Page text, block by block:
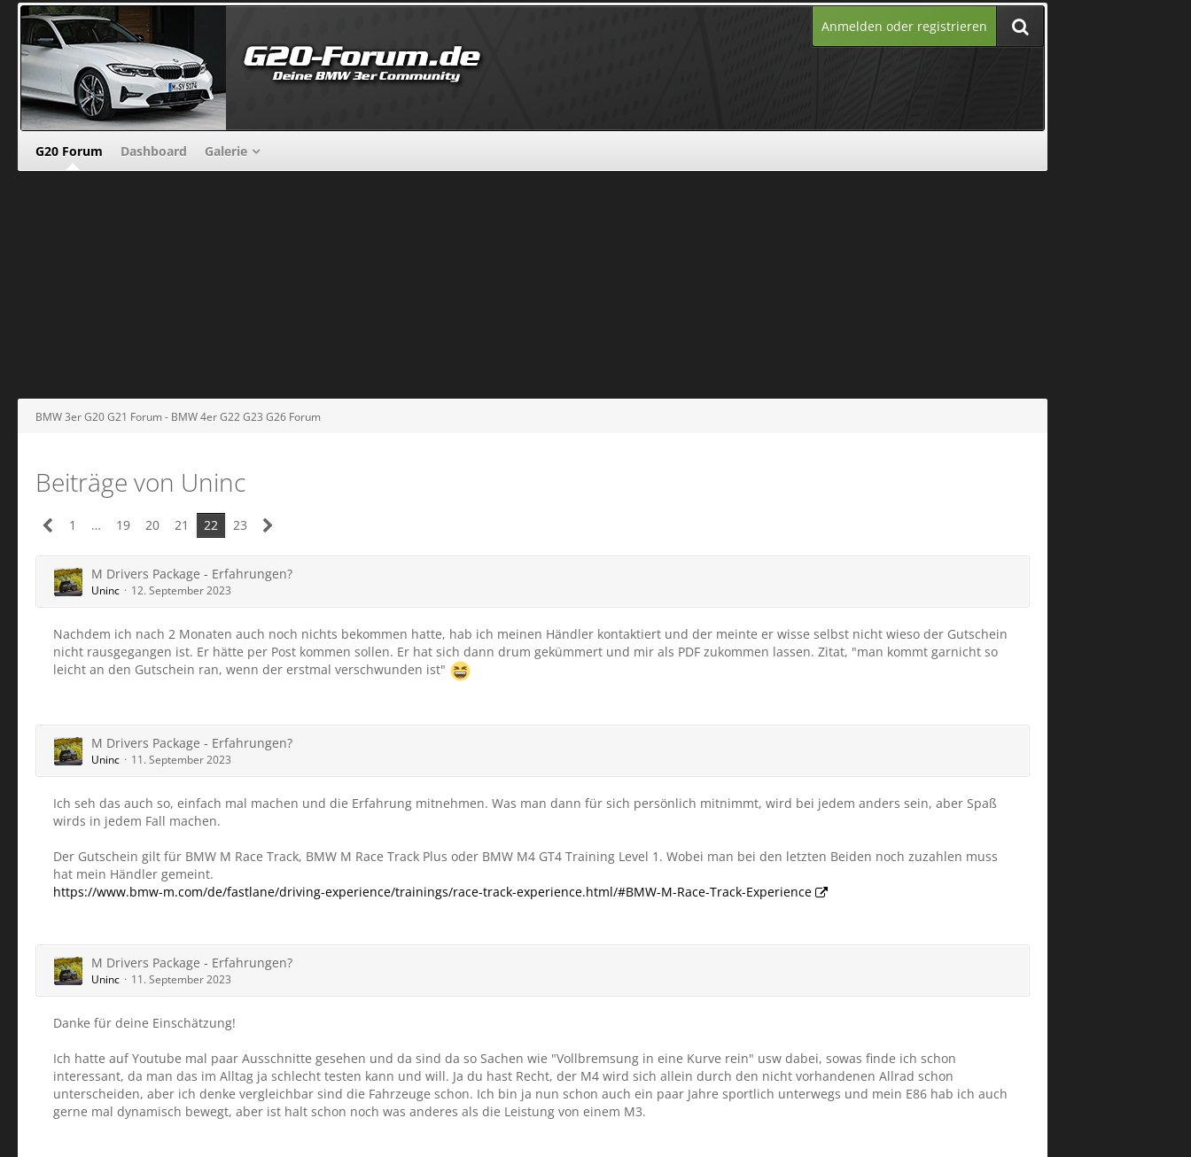
Anmelden oder registrieren
G20 Forum Dashboard Galerie
BMW 3er G20 G21 Forum - BMW 4er G22 G23 G26 Forum
Beiträge von Uninc
1 … 19 20 21 22 23
M Drivers Package - Erfahrungen?
Uninc 12. September 2023
Nachdem ich nach 2 Monaten auch noch nichts bekommen hatte, hab ich meinen Händler kontaktiert und der meinte er wisse selbst nicht wieso der Gutschein
nicht rausgegangen ist. Er hätte per Post kommen sollen. Er hat sich dann drum gekümmert und mir als PDF zukommen lassen. Zitat, "man kommt garnicht so
leicht an den Gutschein ran, wenn der erstmal verschwunden ist"
M Drivers Package - Erfahrungen?
Uninc 11. September 2023
Ich seh das auch so, einfach mal machen und die Erfahrung mitnehmen. Was man dann für sich persönlich mitnimmt, wird bei jedem anders sein, aber Spaß
wirds in jedem Fall machen.
Der Gutschein gilt für BMW M Race Track, BMW M Race Track Plus oder BMW M4 GT4 Training Level 1. Wobei man bei den letzten Beiden noch zuzahlen muss
hat mein Händler gemeint.
https://www.bmw-m.com/de/fastlane/driving-experience/trainings/race-track-experience.html/#BMW-M-Race-Track-Experience
M Drivers Package - Erfahrungen?
Uninc 11. September 2023
Danke für deine Einschätzung!
Ich hatte auf Youtube mal paar Ausschnitte gesehen und da sind da so Sachen wie "Vollbremsung in eine Kurve rein" usw dabei, sowas finde ich schon
interessant, da man das im Alltag ja schlecht testen kann und will. Ja du hast Recht, der M4 wird sich allein durch den nicht vorhandenen Allrad schon
unterscheiden, aber ich denke vergleichbar sind die Fahrzeuge schon. Ich bin ja nun schon auch ein paar Jahre sportlich unterwegs und mein E86 hab ich auch
gerne mal dynamisch bewegt, aber ist halt schon noch was anderes als die Leistung von einem M3.